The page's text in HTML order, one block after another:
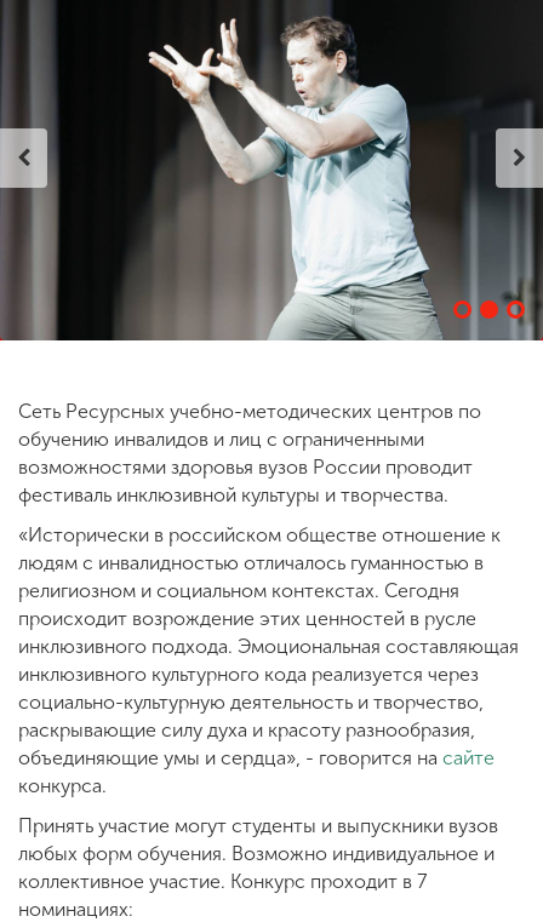
Студенческая жизнь
Сведения об
образовательной
Приемная
комиссия
+7 (831) 262-26-20
Сеть Ресурсных учебно-методических центров по
обучению инвалидов и лиц с ограниченными
возможностями здоровья вузов России проводит
фестиваль инклюзивной культуры и творчества.
«Исторически в российском обществе отношение к
людям с инвалидностью отличалось гуманностью в
религиозном и социальном контекстах. Сегодня
происходит возрождение этих ценностей в русле
инклюзивного подхода. Эмоциональная составляющая
инклюзивного культурного кода реализуется через
социально-культурную деятельность и творчество,
раскрывающие силу духа и красоту разнообразия,
объединяющие умы и сердца», - говорится на сайте
конкурса.
Принять участие могут студенты и выпускники вузов
любых форм обучения. Возможно индивидуальное и
коллективное участие. Конкурс проходит в 7
номинациях: